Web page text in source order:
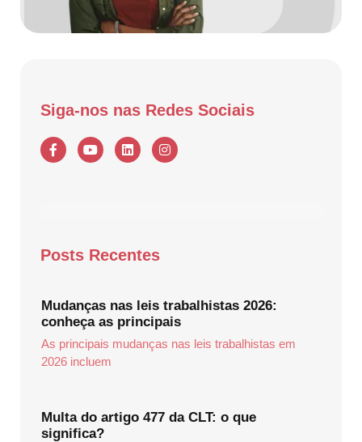
Siga-nos nas Redes Sociais
Posts Recentes
Mudanças nas leis trabalhistas 2026:
conheça as principais
As principais mudanças nas leis trabalhistas em
2026 incluem
Multa do artigo 477 da CLT: o que
significa?